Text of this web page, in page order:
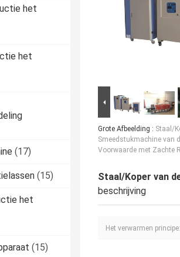
het
het
(17)
(15)
het
(15)
Grote Afbeelding : Staal/
Smeedstukmachine van
Voorwaarde met Zachte
Staal/Koper van
beschrijving
Het verwarmen principe: